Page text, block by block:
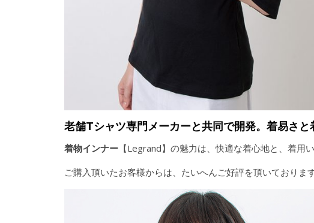
老舗Tシャツ専門メーカーと共同で開発。着易さ
着物インナー 【Legrand】の魅力は、快適な着心地と、着用
ご購入頂いたお客様からは、たいへんご好評を頂いております